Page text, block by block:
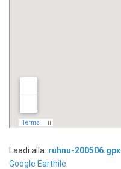
Laadi alla: ruhnu-200506.gpx
Google Earthile.